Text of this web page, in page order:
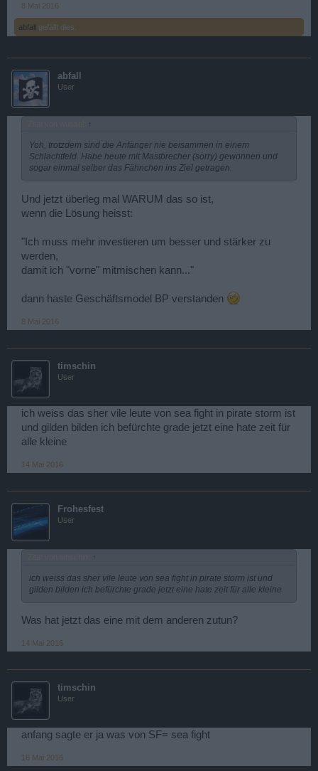
8 Mai 2016
abfall gefällt dies.
abfall
User
↑
Yoh, trotzdem sind die Anfänger nie beisammen in einem
Schlachtfeld. Habe heute mit Mastbrecher (sorry) gewonnen und
sogar einmal selber das Fähnchen ins Ziel getragen.
Und jetzt überleg mal WARUM das so ist,
wenn die Lösung heisst:
"Ich muss mehr investieren um besser und stärker zu
werden,
damit ich "vorne" mitmischen kann..."
dann haste Geschäftsmodel BP verstanden
8 Mai 2016
timschin
User
ich weiss das sher vile leute von sea fight in pirate storm ist
und gilden bilden ich befürchte grade jetzt eine hate zeit für
alle kleine
14 Mai 2016
Frohesfest
User
↑
ich weiss das sher vile leute von sea fight in pirate storm ist und
gilden bilden ich befürchte grade jetzt eine hate zeit für alle kleine
Was hat jetzt das eine mit dem anderen zutun?
14 Mai 2016
timschin
User
anfang sagte er ja was von SF= sea fight
16 Mai 2016